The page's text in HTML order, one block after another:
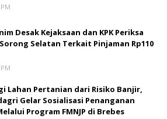
Desak Kejaksaan dan KPK Periksa
Selatan Terkait Pinjaman Rp110
Lahan Pertanian dari Risiko Banjir,
Gelar Sosialisasi Penanganan
Program FMNJP di Brebes